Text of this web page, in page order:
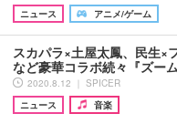
ニュース
アニメ/ゲーム
スカパラ×土屋太鳳、民生×
など豪華コラボ続々『ズー
2020.8.12 ｜ SPICER
ニュース
音楽